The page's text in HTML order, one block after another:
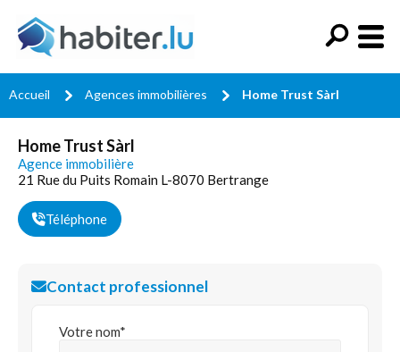
Accueil Agences immobilières Home Trust Sàrl
Home Trust Sàrl
Agence immobilière
21 Rue du Puits Romain L-8070 Bertrange
Téléphone
Contact professionnel
Votre nom*